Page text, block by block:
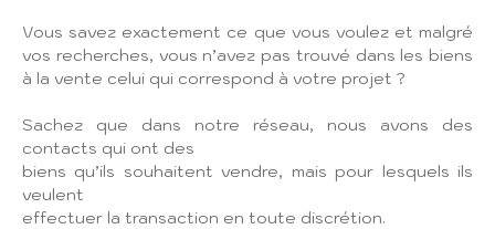
Vous savez exactement ce que vous voulez et malgré
vos recherches, vous n’avez pas trouvé dans les biens
à la vente celui qui correspond à votre projet ?
Sachez que dans notre réseau, nous avons des
contacts qui ont des
biens qu’ils souhaitent vendre, mais pour lesquels ils
veulent
effectuer la transaction en toute discrétion.